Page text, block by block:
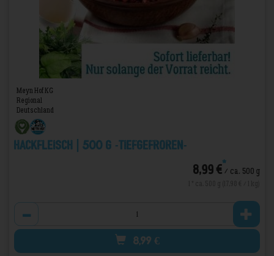
Meyn Hof KG
Regional
Deutschland
Hackfleisch | 500 g -TIEFGEFROREN-
8,99 €*/ ca. 500 g
8,99 €